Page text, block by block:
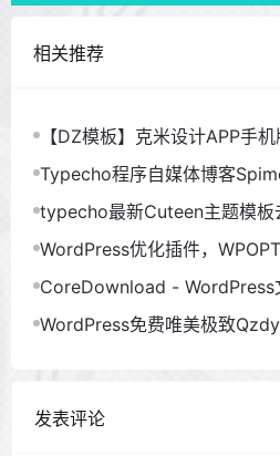
相关推荐
【DZ模板】克米设计APP手
使用
Typecho程序自媒体博客
typecho最新Cuteen主题模板
WordPress优化插件，
CoreDownload - WordPress
WordPress免费唯美极致
发表评论